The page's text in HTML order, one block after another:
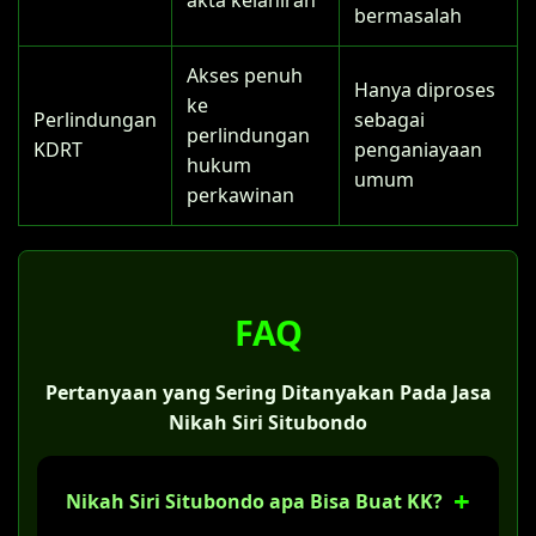
bermasalah
Perlindungan
KDRT
Akses penuh
ke
perlindungan
hukum
perkawinan
Hanya diproses
sebagai
penganiayaan
umum
FAQ
Pertanyaan yang Sering Ditanyakan Pada Jasa
Nikah Siri Situbondo
Nikah Siri Situbondo apa Bisa Buat KK?